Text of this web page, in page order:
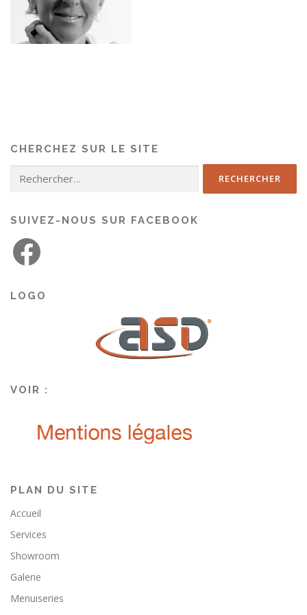
CHERCHEZ SUR LE SITE
SUIVEZ-NOUS SUR FACEBOOK
LOGO
VOIR :
PLAN DU SITE
Accueil
Services
Showroom
Galerie
Menuiseries